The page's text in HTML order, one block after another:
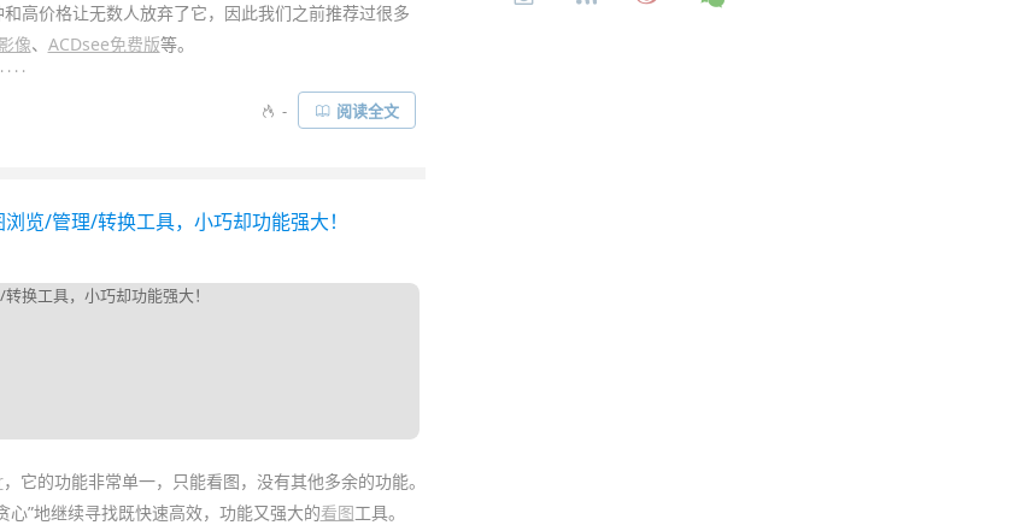
高价格让无数人放弃了它，因此我们之前推荐过很多
像、 ACDsee免费版等。
，它整体界面布局类似 ACDSee，但体积却仅有1MB
格式、批量改名、幻灯片放映、捕捉屏幕、制作
. . .
- 阅读全文
览/管理/转换工具，小巧却功能强大！
，它的功能非常单一，只能看图，没有其他多余的功能。
”地继续寻找既快速高效，功能又强大的看图工具。